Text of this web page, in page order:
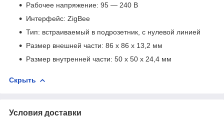
Рабочее напряжение: 95 — 240 В
Интерфейс: ZigBee
Тип: встраиваемый в подрозетник, с нулевой линией
Размер внешней части: 86 х 86 х 13,2 мм
Размер внутренней части: 50 х 50 х 24,4 мм
Скрыть
Условия доставки